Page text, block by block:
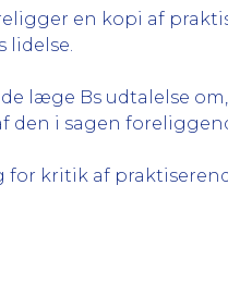
en kopi af
lidelse.
læge Bs udtalelse
i sagen
kritik af